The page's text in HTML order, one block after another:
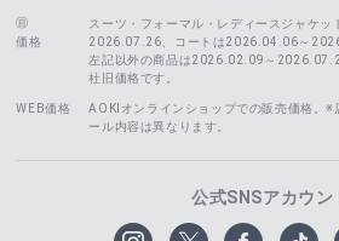
価格
スーツ・フォーマル・レディースジャケ
2026.07.26、コートは2026.04.06～
左記以外の商品は2026.02.09～
社旧価格です。
WEB価格
AOKIオンラインショップでの販売価格。※
ール内容は異なります。
公式SNSアカウン